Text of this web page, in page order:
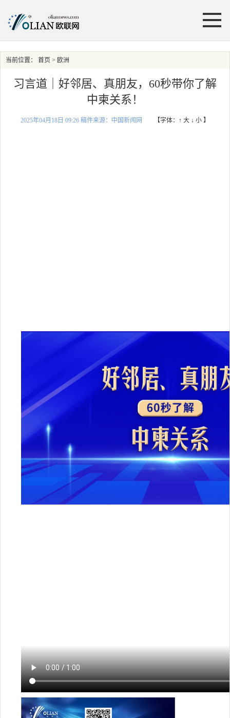
当前位置： 首页 > 欧洲
习言道｜好邻居、真朋友，60秒带你了解
中柬关系！
2025年04月18日 09:26 稿件来源：中国新闻网 【字体： ↑ 大 ↓ 小 】